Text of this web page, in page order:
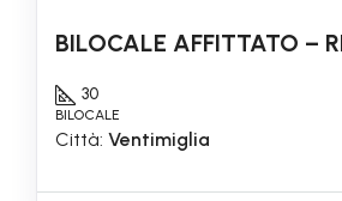
30
BILOCALE
Città: Ventimiglia